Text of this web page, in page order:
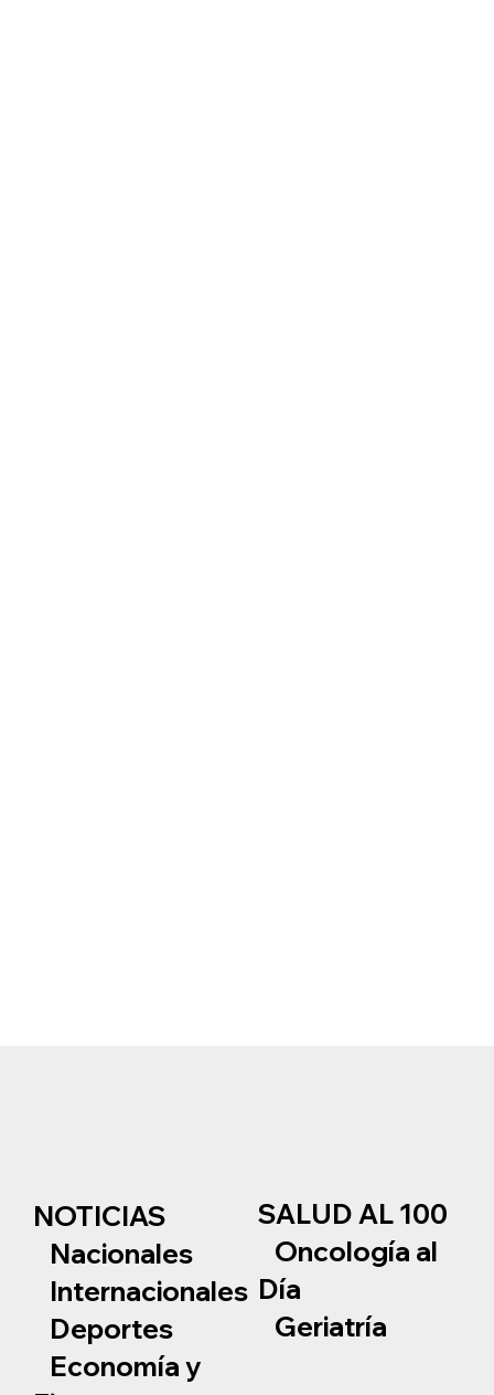
NOTICIAS
Nacionales
Internacionales
Deportes
Economía y
SALUD AL 100
Oncología al
Día
Geriatría